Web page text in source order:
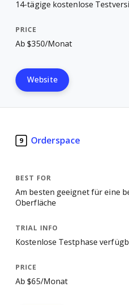
14-tägige kostenlose
Ab $350/Monat
Website
9 Orderspace
Am besten geeignet für eine
Oberfläche
Kostenlose Testphase
Ab $65/Monat